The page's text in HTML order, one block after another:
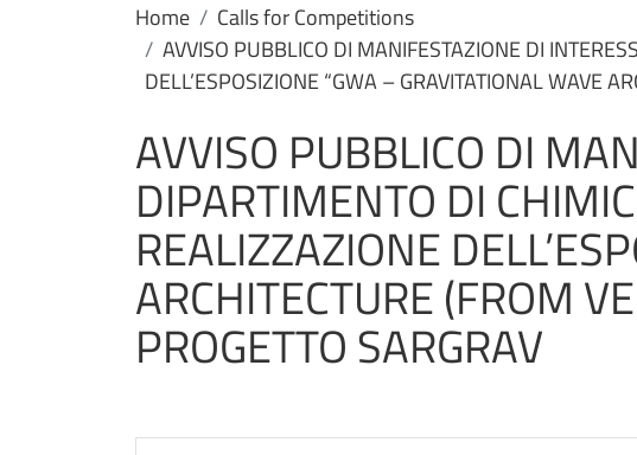
Home
Calls for Competitions
AVVISO PUBBLICO DI MANIFESTAZIONE DI
DELL’ESPOSIZIONE “GWA – GRAVITATIONAL WAVE
AVVISO PUBBLICO DI
DIPARTIMENTO DI
REALIZZAZIONE
ARCHITECTURE (FROM
PROGETTO SARGRAV